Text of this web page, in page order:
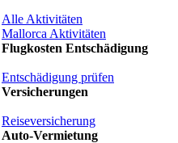
Alle Aktivitäten
Mallorca Aktivitäten
Flugkosten Entschädigung
Entschädigung prüfen
Versicherungen
Reiseversicherung
Auto-Vermietung